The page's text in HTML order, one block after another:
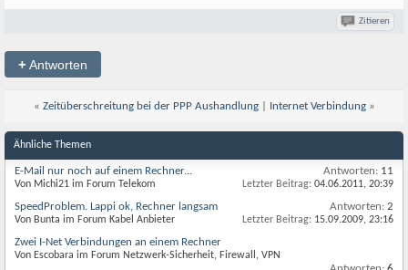
Zitieren
+Antworten
« Zeitüberschreitung bei der PPP Aushandlung| Internet Verbindung »
Ähnliche Themen
E-Mail nur noch auf einem Rechner...
Von Michi21 im Forum Telekom
Antworten: 11
Letzter Beitrag: 04.06.2011, 20:39
SpeedProblem. Lappi ok, Rechner langsam
Von Bunta im Forum Kabel Anbieter
Antworten: 2
Letzter Beitrag: 15.09.2009, 23:16
Zwei I-Net Verbindungen an einem Rechner
Von Escobara im Forum Netzwerk-Sicherheit, Firewall, VPN